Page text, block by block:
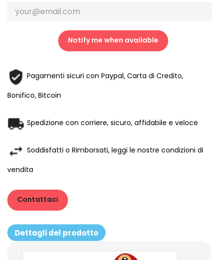
Notify me when available
Pagamenti sicuri con Paypal, Carta di Credito,
Bonifico, Bitcoin
Spedizione con corriere, sicuro, affidabile e veloce
Soddisfatti o Rimborsati, leggi le nostre condizioni di
vendita
Contattaci
Dettagli del prodotto